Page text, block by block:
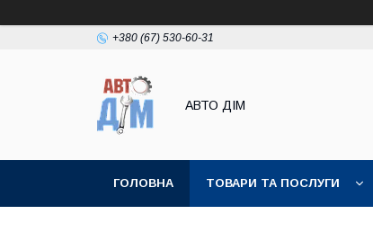
+380 (67) 530-60-31
АВТО ДIМ
ГОЛОВНА ТОВАРИ ТА ПОСЛУГИ